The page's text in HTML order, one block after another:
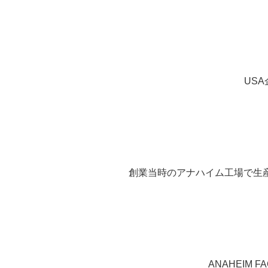
USA
創業当時のアナハイム工場で生
ANAHEIM